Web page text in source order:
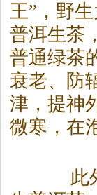
王”，野
普洱生茶
普通绿茶
衰老、防
津，提神
微寒，在
此外